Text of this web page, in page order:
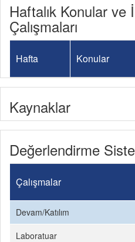
Haftalık Konular ve
Çalışmaları
Hafta Konular
Kaynaklar
Değerlendirme
Çalışmalar
Devam/Katılım
Laboratuar